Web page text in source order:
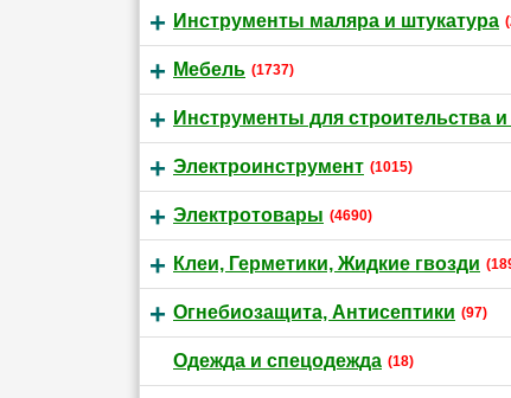
Инструменты маляра и штукатура
Мебель (1737)
Инструменты для строительства
Электроинструмент (1015)
Электротовары (4690)
Клеи, Герметики, Жидкие гвозди
Огнебиозащита, Антисептики (97)
Одежда и спецодежда (18)